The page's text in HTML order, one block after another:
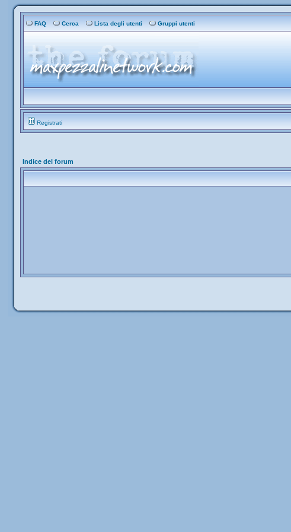
FAQ Cerca Lista degli utenti Gruppi utenti
Registrati
Indice del forum